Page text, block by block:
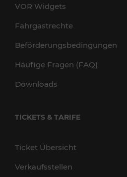
VOR Widgets
Fahrgastrechte
Beförderungsbedingungen
Häufige Fragen (FAQ)
Downloads
TICKETS & TARIFE
Ticket Übersicht
Verkaufsstellen